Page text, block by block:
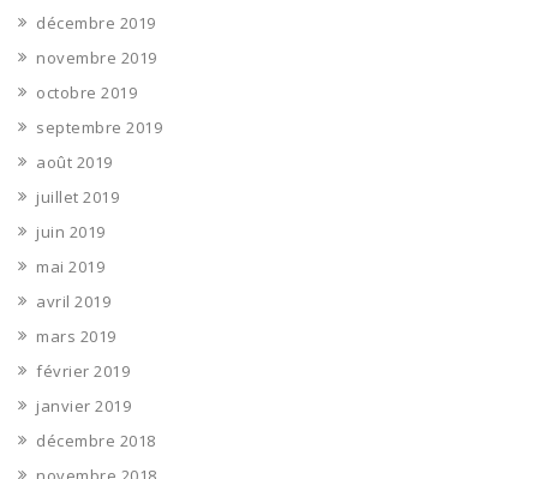
décembre 2019
novembre 2019
octobre 2019
septembre 2019
août 2019
juillet 2019
juin 2019
mai 2019
avril 2019
mars 2019
février 2019
janvier 2019
décembre 2018